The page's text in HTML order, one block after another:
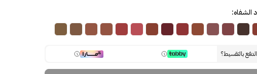
الشفاه:
بالتقسيط؟